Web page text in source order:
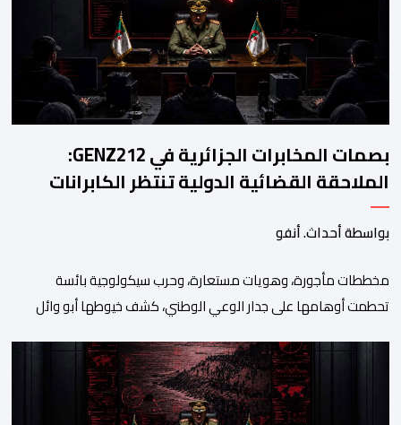
بصمات المخابرات الجزائرية في GENZ212:
الملاحقة القضائية الدولية تنتظر الكابرانات
بواسطة أحداث. أنفو
مخططات مأجورة، وهويات مستعارة، وحرب سيكولوجية بائسة
تحطمت أوهامها على جدار الوعي الوطني، كشف خيوطها أبو وائل
الأجهزة الأمنية المغربية لأحدث محاولات المخابرات العسكرية الجزائرية
استهداف امن المملكة واستقرارها. أكد أبو وائل الريفي أنه: “بعد
إجهاض مخططات الجارة التي تحركت سريعا عبر عملائها […]